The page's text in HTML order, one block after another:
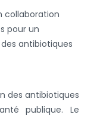
collaboration
pour un
antibiotiques
des antibiotiques
publique. Le